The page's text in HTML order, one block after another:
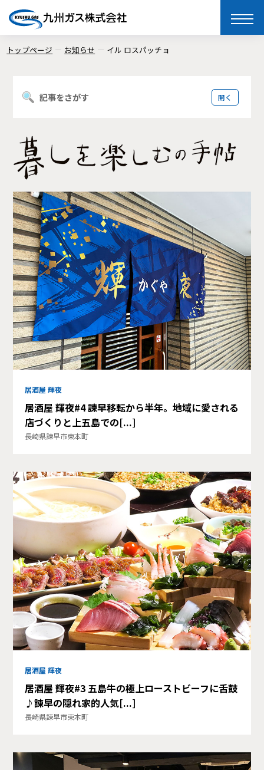
toggle
トップページ お知らせ イル ロスパッチョ
居酒屋 輝夜
居酒屋 輝夜#4 諫早移転から半年。地域に愛される
店づくりと上五島での[...]
長崎県諫早市東本町
居酒屋 輝夜
居酒屋 輝夜#3 五島牛の極上ローストビーフに舌鼓
♪諫早の隠れ家的人気[...]
長崎県諫早市東本町
記事をさがす